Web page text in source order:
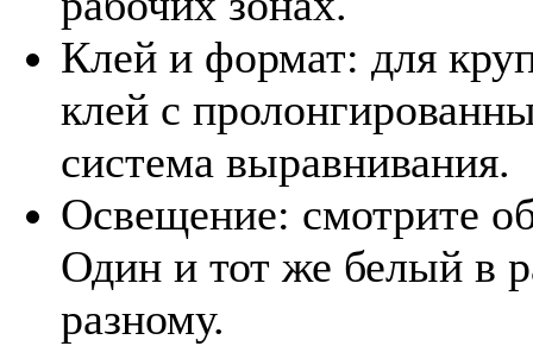
Клей и формат: для
клей с
система выравнивания.
Освещение: смотрите
Один и тот же белый в
разному.